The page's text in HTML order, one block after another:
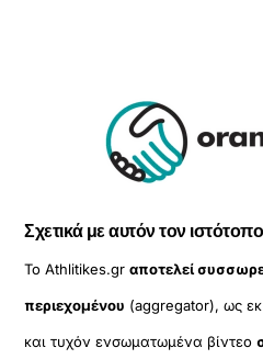
Σχετικά με αυτόν τον ιστότοπο
Το Athlitikes.grαποτελεί
περιεχομένου (aggregator), ως
και τυχόν ενσωματωμένα βίντεο